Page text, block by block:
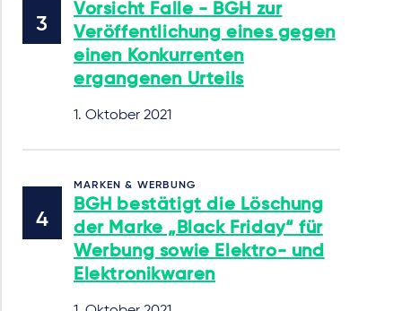
Vorsicht Falle - BGH zur
Veröffentlichung eines gegen
einen Konkurrenten
ergangenen Urteils
1. Oktober 2021
MARKEN & WERBUNG
BGH bestätigt die Löschung
der Marke „Black Friday“ für
Werbung sowie Elektro- und
Elektronikwaren